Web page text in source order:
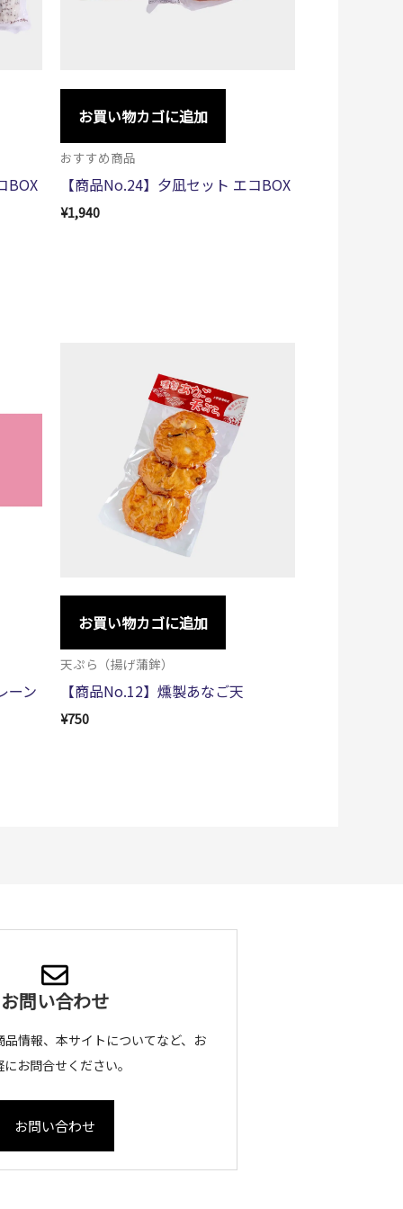
BOX
お買い物カゴに追加
おすすめ商品
【商品No.24】夕凪セット エコBOX
¥1,940
ーン
お買い物カゴに追加
天ぷら（揚げ蒲鉾）
【商品No.12】燻製あなご天
¥750
お問い合わせ
情報、本サイトについてなど、お
お問合せください。
お問い合わせ